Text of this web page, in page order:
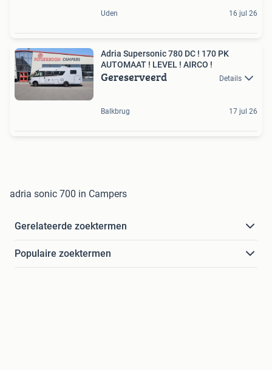
Uden 16 jul 26
Adria Supersonic 780 DC ! 170 PK
AUTOMAAT ! LEVEL ! AIRCO !
Gereserveerd Details
Balkbrug 17 jul 26
adria sonic 700 in Campers
Gerelateerde zoektermen
Populaire zoektermen